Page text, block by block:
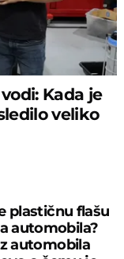
Kada je
veliko
plastičnu flašu
automobila?
automobila